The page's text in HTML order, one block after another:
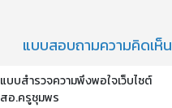
แบบสอบถามความคิดเห็น
แบบสำรวจความพึงพอใจเว็บไซต์
สอ.ครูชุมพร